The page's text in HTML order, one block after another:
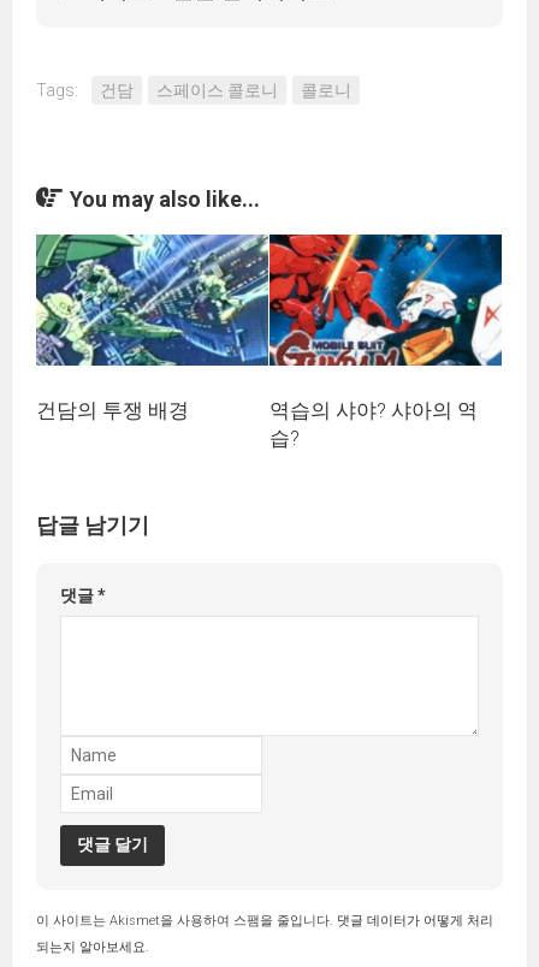
Tags: 건담 스페이스 콜로니 콜로니
You may also like...
건담의 투쟁 배경
역습의 샤야? 샤아의 역
습?
답글 남기기
댓글*
이 사이트는 Akismet을 사용하여 스팸을 줄입니다. 댓글 데이터가 어떻게 처리
되는지 알아보세요.